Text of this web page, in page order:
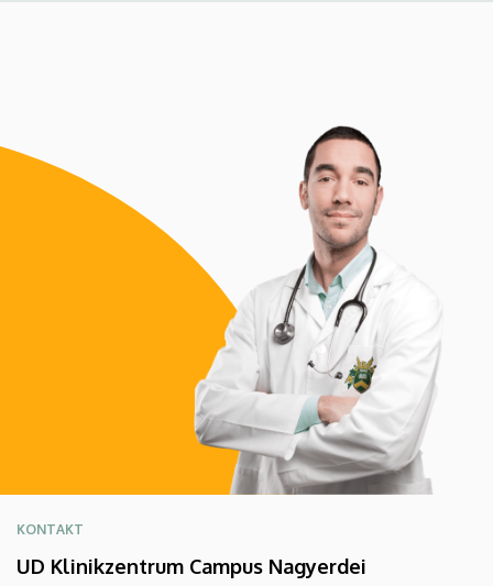
KONTAKT
UD Klinikzentrum Campus Nagyerdei